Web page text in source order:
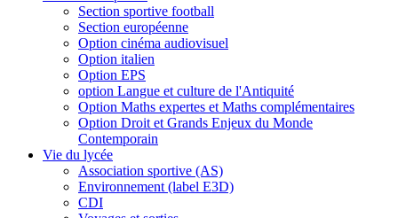
Section sportive football
Section européenne
Option cinéma audiovisuel
Option italien
Option EPS
option Langue et culture de l'Antiquité
Option Maths expertes et Maths complémentaires
Option Droit et Grands Enjeux du Monde
Contemporain
Vie du lycée
Association sportive (AS)
Environnement (label E3D)
CDI